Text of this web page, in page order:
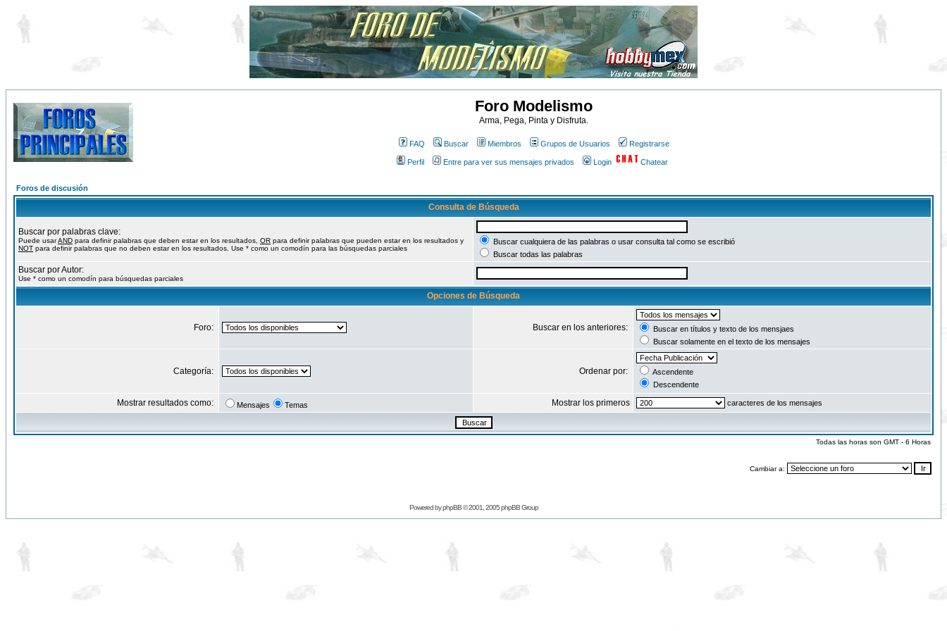
Foro Modelismo
Arma, Pega, Pinta y Disfruta.
FAQ Buscar Miembros Grupos de Usuarios Registrarse
Perfil Entre para ver sus mensajes privados Login Chatear
Foros de discusión
Consulta de Búsqueda
Buscar por palabras clave:
Puede usarAND para definir palabras que deben estar en los resultados, OR para definir palabras que pueden estar en los resultados y
NOT para definir palabras que no deben estar en los resultados. Use * como un comodín para las búsquedas parciales
Buscar cualquiera de las palabras o usar consulta tal como se escribió
Buscar todas las palabras
Buscar por Autor:
Use * como un comodín para búsquedas parciales
Opciones de Búsqueda
Foro: Buscar en los anteriores:
Buscar en títulos y texto de los mensjaes
Buscar solamente en el texto de los mensajes
Categoría: Ordenar por:
Ascendente
Descendente
Mostrar resultados como: Mensajes Temas Mostrar los primeros caracteres de los mensajes
Todas las horas son GMT - 6 Horas
Cambiar a:
Powered byphpBB© 2001, 2005 phpBB Group